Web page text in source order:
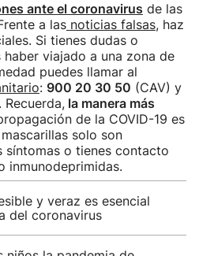
s ante el coronavirus de las
a las noticias falsas, haz
Si tienes dudas o
viajado a una zona de
puedes llamar al
: 900 20 30 50 (CAV) y
Recuerda, la manera más
de la COVID-19 es
solo son
síntomas o tienes contacto
inmunodeprimidas.
y veraz es esencial
del coronavirus